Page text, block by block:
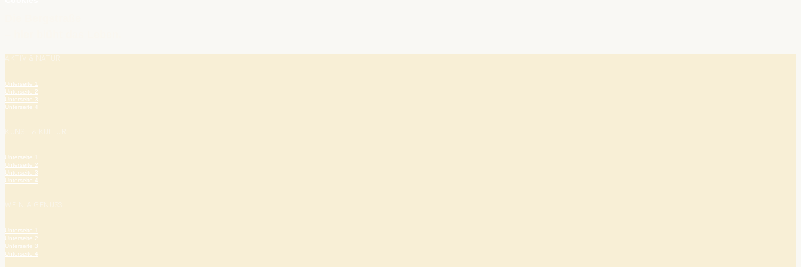
Unterseite 1
Unterseite 2
Unterseite 3
Unterseite 4
Unterseite 1
Unterseite 2
Unterseite 3
Unterseite 4
Unterseite 1
Unterseite 2
Unterseite 3
Unterseite 4